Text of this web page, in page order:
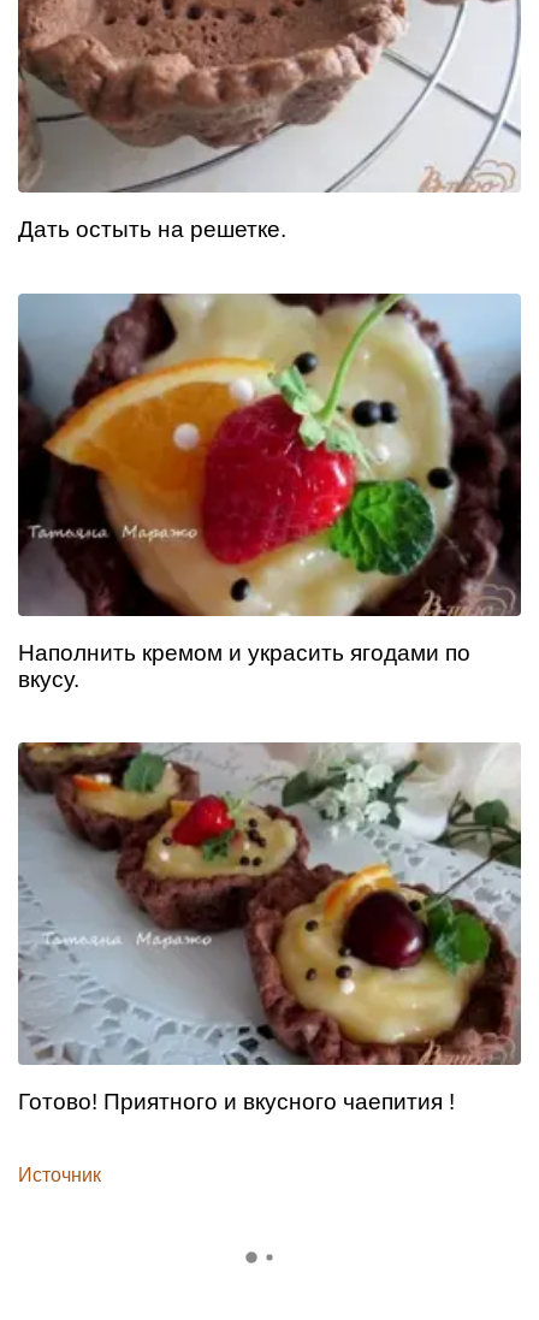
Дать остыть на решетке.
Наполнить кремом и украсить ягодами по
вкусу.
Готово! Приятного и вкусного чаепития !
Источник